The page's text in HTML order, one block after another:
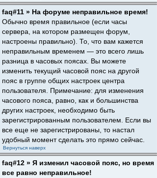
faq#11 » На форуме неправильное время!
Обычно время правильное (если часы
сервера, на котором размещен форум,
настроены правильно). То, что вам кажется
неправильным временем — это всего лишь
разница в часовых поясах. Вы можете
изменить текущий часовой пояс на другой
пояс в группе общих настроек центра
пользователя. Примечание: для изменения
часового пояса, равно, как и большинства
других настроек, необходимо быть
зарегистрированным пользователем. Если вы
все еще не зарегистрированы, то настал
удобный момент сделать это прямо сейчас.
Вернуться наверх
faq#12 » Я изменил часовой пояс, но время
все равно неправильное!